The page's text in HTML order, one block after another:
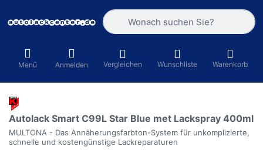
Geben Sie einen Suchbegriff ein.
Menü Anmelden Vergleichen Wunschliste Warenkorb
Autolack Smart C99L Star Blue met Lackspray 400ml
MULTONA - Das Annäherungsfarbton-System für unkomplizierte,
schnelle und kostengünstige Lackreparaturen